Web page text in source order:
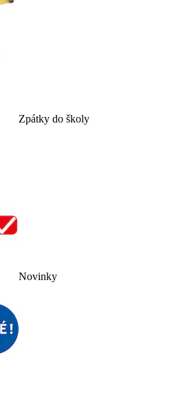
Zpátky do školy
Novinky